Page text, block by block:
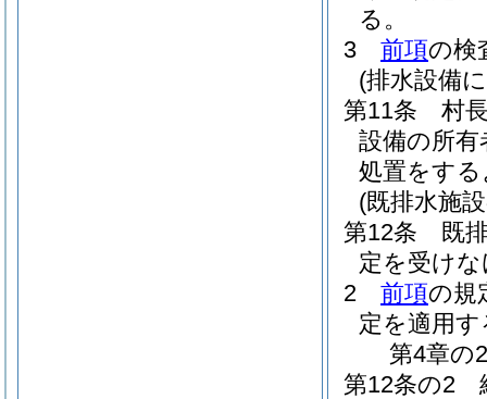
る。
3
前項の検
(排水設備
第11条
村
設備の所
処置をす
(既排水施
第12条
既
定を受け
2
前項の規
定を適用す
第4章の2
第12条の2